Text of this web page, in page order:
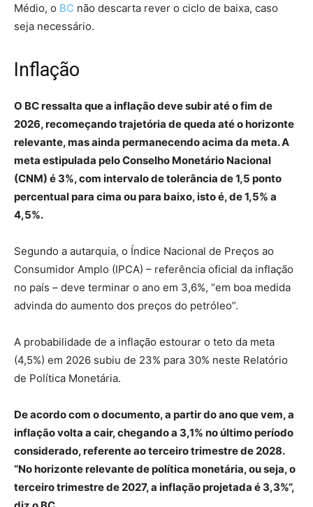
Médio, o BC não descarta rever o ciclo de baixa, caso
seja necessário.
Inflação
O BC ressalta que a inflação deve subir até o fim de
2026, recomeçando trajetória de queda até o horizonte
relevante, mas ainda permanecendo acima da meta. A
meta estipulada pelo Conselho Monetário Nacional
(CNM) é 3%, com intervalo de tolerância de 1,5 ponto
percentual para cima ou para baixo, isto é, de 1,5% a
4,5%.
Segundo a autarquia, o Índice Nacional de Preços ao
Consumidor Amplo (IPCA) – referência oficial da inflação
no país – deve terminar o ano em 3,6%, “em boa medida
advinda do aumento dos preços do petróleo”.
A probabilidade de a inflação estourar o teto da meta
(4,5%) em 2026 subiu de 23% para 30% neste Relatório
de Política Monetária.
De acordo com o documento, a partir do ano que vem, a
inflação volta a cair, chegando a 3,1% no último período
considerado, referente ao terceiro trimestre de 2028.
“No horizonte relevante de política monetária, ou seja, o
terceiro trimestre de 2027, a inflação projetada é 3,3%”,